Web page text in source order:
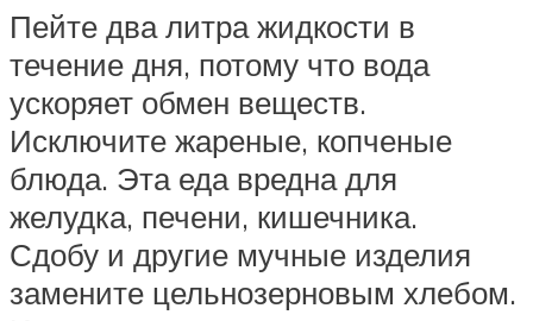
Пейте два литра жидкости в
течение дня, потому что вода
ускоряет обмен веществ.
Исключите жареные, копченые
блюда. Эта еда вредна для
желудка, печени, кишечника.
Сдобу и другие мучные изделия
замените цельнозерновым хлебом.